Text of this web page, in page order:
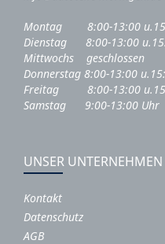
Montag 8:00-13:00
Dienstag 8:00-13:00
Mittwochs geschlossen
Donnerstag 8:00-13:00
Freitag 8:00-13:00
Samstag 9:00-13:00 Uhr
UNSER UNTERNEHMEN
Kontakt
Datenschutz
AGB